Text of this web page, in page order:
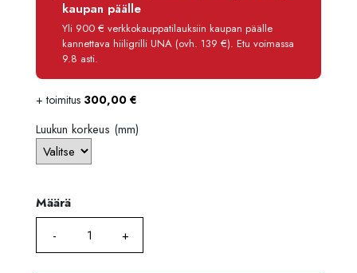
Korko
Käsittelymaksu
3,90 €/kk
Maksettava yhteensä
5 278,80 €
kaupan päälle
Yli 900 € verkkokauppatilauksiin kaupan päälle
kannettava hiiligrilli UNA (ovh. 139 €). Etu voimassa
9.8 asti.
+ toimitus 300,00 €
Luukun korkeus (mm)
Määrä
Määrä